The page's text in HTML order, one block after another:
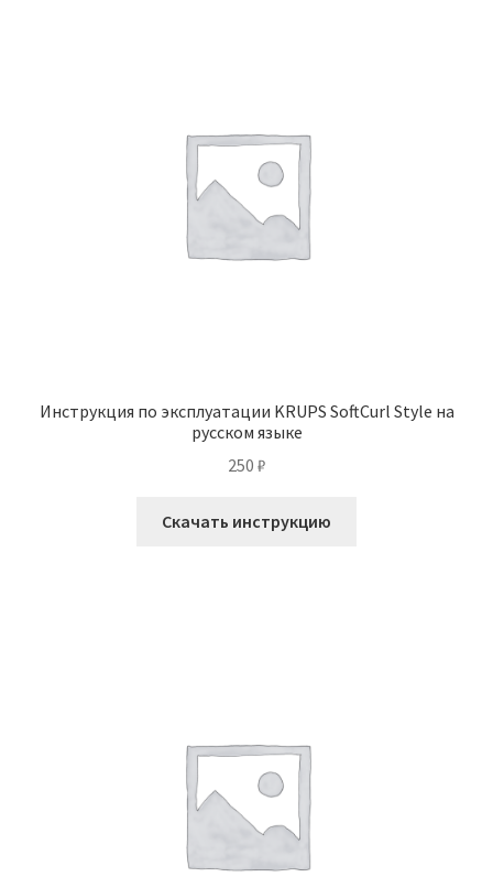
Инструкция по эксплуатации KRUPS SoftCurl Style на
русском языке
250 ₽
Скачать инструкцию